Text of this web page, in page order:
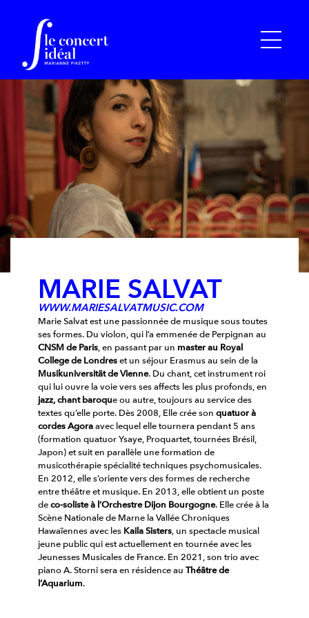
MARIE SALVAT
WWW.MARIESALVATMUSIC.COM
Marie Salvat est une passionnée de musique sous toutes
ses formes. Du violon, qui l’a emmenée de Perpignan au
CNSM de Paris, en passant par un master au Royal
College de Londreset un séjour Erasmus au sein de la
Musikuniversität de Vienne. Du chant, cet instrument roi
qui lui ouvre la voie vers ses affects les plus profonds, en
jazz, chant baroque ou autre, toujours au service des
textes qu’elle porte. Dès 2008, Elle crée son quatuor à
cordes Agoraavec lequel elle tournera pendant 5 ans
(formation quatuor Ysaye, Proquartet, tournées Brésil,
Japon) et suit en parallèle une formation de
musicothérapie spécialité techniques psychomusicales.
En 2012, elle s’oriente vers des formes de recherche
entre théâtre et musique. En 2013, elle obtient un poste
deco-soliste à l’Orchestre Dijon Bourgogne. Elle crée à la
Scène Nationale de Marne la Vallée Chroniques
Hawaïennes avec les Kaila Sisters, un spectacle musical
jeune public qui est actuellement en tournée avec les
Jeunesses Musicales de France. En 2021, son trio avec
piano A. Storni sera en résidence au Théâtre de
l’Aquarium.